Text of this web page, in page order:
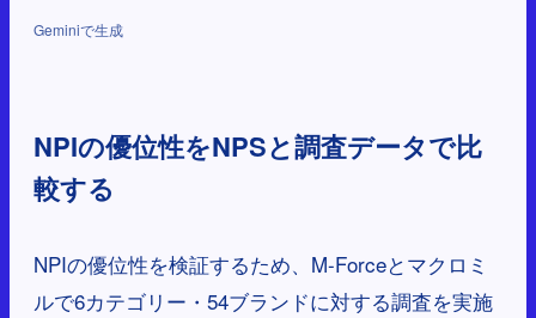
Geminiで生成
NPIの優位性をNPSと調査データで比
較する
NPIの優位性を検証するため、M-Forceとマクロミ
ルで6カテゴリー・54ブランドに対する調査を実施